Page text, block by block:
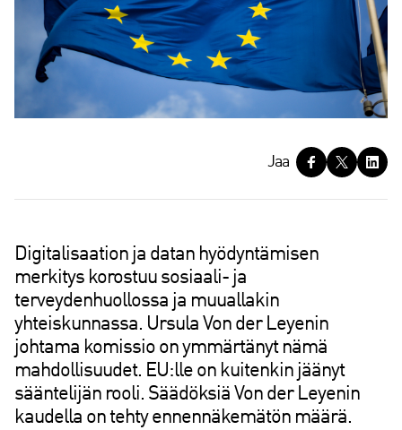
a
Jaa
Digitalisaation ja datan hyödyntämisen
merkitys korostuu sosiaali- ja
terveydenhuollossa ja muuallakin
yhteiskunnassa. Ursula Von der Leyenin
johtama komissio on ymmärtänyt nämä
mahdollisuudet. EU:lle on kuitenkin jäänyt
sääntelijän rooli. Säädöksiä Von der Leyenin
kaudella on tehty ennennäkemätön määrä.